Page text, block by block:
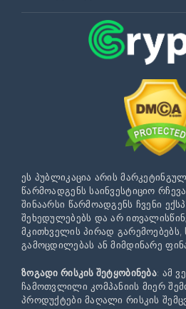
ეს პუბლიკაცია არის
წარმოადგენს საინვესტიციო
შინაარსი წარმოადგენს ჩვენი
შეხედულებებს და არ
მკითხველის პირად გარემოებებს,
გამოცდილებას ან მიმდინარე
ზოგადი რისკის შეტყობინება: ამ
ჩამოთვლილი კომპანიის მიერ
პროდუქტები მაღალი რისკის